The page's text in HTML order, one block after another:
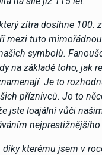
zítra dosíhne 100.
mezi tuto
symbolů.
na základě toho, jak
Je to
příznivců. Jo to
jste loajální vůči
nejprestižnějšího
kterému jsem v